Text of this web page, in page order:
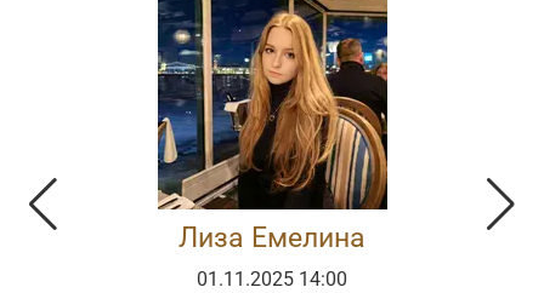
Лиза Емелина
01.11.2025 14:00